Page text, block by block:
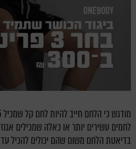
מודגש כי הלחם חייב להיות לחם קל שמכיל 35-45 קלוריות לפרוסה.
לחמים עשירים יותר או כאלה שמכילים
בדיאטת הלחם משום שהם יכולים להכיל עד 90 קלוריות לפרוסה.